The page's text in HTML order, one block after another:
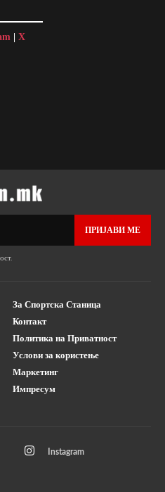
X
ПРИЈАВИ МЕ
.
За Спортска Станица
Контакт
Политика на Приватност
Услови за користење
Маркетинг
Импресум
Instagram